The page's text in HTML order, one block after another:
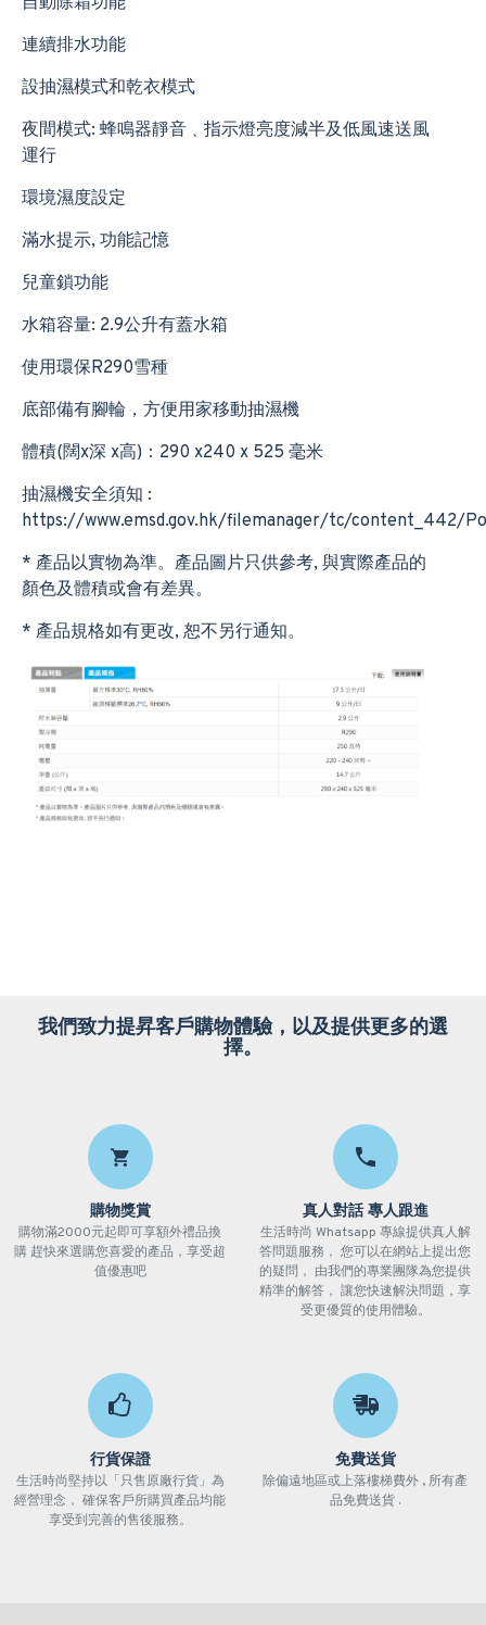
連續排水功能
設抽濕模式和乾衣模式
夜間模式: 蜂鳴器靜音﹑指示燈亮度減半及低風速送風
運行
環境濕度設定
滿水提示, 功能記憶
兒童鎖功能
水箱容量: 2.9公升有蓋水箱
使用環保R290雪種
底部備有腳輪，方便用家移動抽濕機
體積(闊x深 x高)：290 x240 x 525 毫米
抽濕機安全須知 :
https://www.emsd.gov.hk/filemanager/tc/content_442/
* 產品以實物為準。產品圖片只供參考, 與實際產品的
顏色及體積或會有差異。
* 產品規格如有更改, 恕不另行通知。
我們致力提昇客戶購物體驗，以及提供更多的選
擇。
購物獎賞
購物滿2000元起即可享額外禮品換
購 趕快來選購您喜愛的產品，享受超
值優惠吧
真人對話 專人跟進
生活時尚 Whatsapp 專線提供真人解
答問題服務， 您可以在網站上提出您
的疑問， 由我們的專業團隊為您提供
精準的解答， 讓您快速解決問題，享
受更優質的使用體驗。
行貨保證
生活時尚堅持以「只售原廠行貨」為
經營理念， 確保客戶所購買產品均能
享受到完善的售後服務。
免費送貨
除偏遠地區或上落樓梯費外 , 所有產
品免費送貨 .